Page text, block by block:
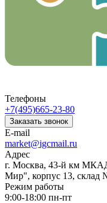
Телефоны
+7(495)665-23-80
Заказать звонок
E-mail
market@igcmail.ru
Адрес
г. Москва, 43-й км
Мир", корпус 13, склад
Режим работы
9:00-18:00 пн-пт